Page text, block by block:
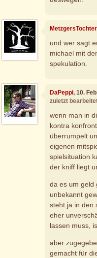
MetzgersTochter
und wer sagt
michael mit
spekulation.
DaPeppi, 10.
zuletzt
wenn man in
kontra
überrumpelt
eigenen
spielsituation
der kniff liegt
da es um geld
unbekannt
steht ja in den
eher
lassen muss,
aber
gemacht für